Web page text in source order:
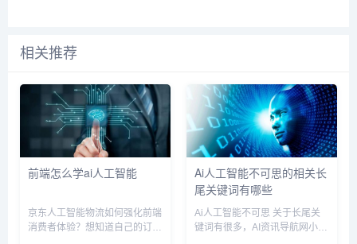
相关推荐
前端怎么学ai人工智能
京东人工智能物流如何强化前端
消费者体验？想知道自己的订单
Ai人工智能不可思的相关长
尾关键词有哪些
Ai人工智能不可思 关于长尾关
键词有很多，AI资讯导航网小编